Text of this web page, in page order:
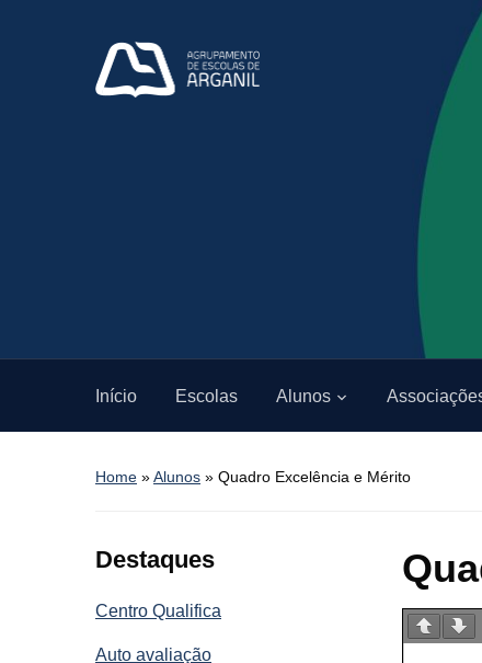
Início Escolas Alunos
Home »Alunos » Quadro Excelência e Mérito
Destaques
Centro Qualifica
Auto avaliação